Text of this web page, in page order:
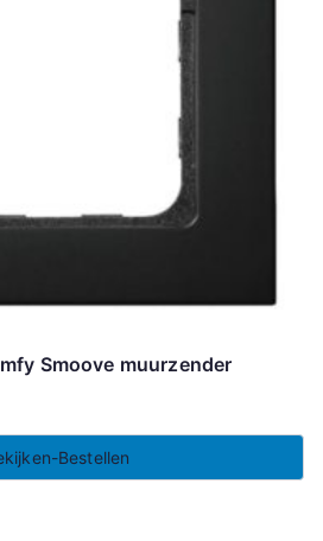
Smoove muurzender
Bestellen